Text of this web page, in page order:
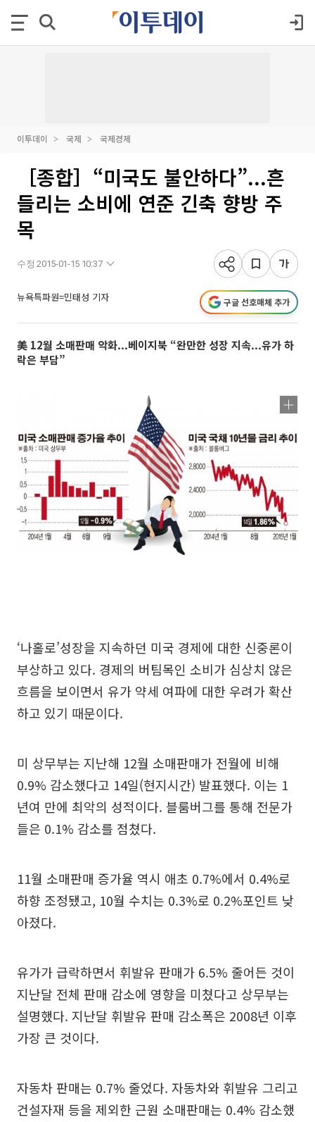
이투데이 국제 국제경제
［종합］“미국도 불안하다”...흔
들리는 소비에 연준 긴축 향방 주
목
수정 2015-01-15 10:37
뉴욕특파원=민태성 기자 구글 선호매체 추가
美 12월 소매판매 악화...베이지북 “완만한 성장 지속...유가 하
락은 부담”
‘나홀로’성장을 지속하던 미국 경제에 대한 신중론이
부상하고 있다. 경제의 버팀목인 소비가 심상치 않은
흐름을 보이면서 유가 약세 여파에 대한 우려가 확산
하고 있기 때문이다.
미 상무부는 지난해 12월 소매판매가 전월에 비해
0.9% 감소했다고 14일(현지시간) 발표했다. 이는 1
년여 만에 최악의 성적이다. 블룸버그를 통해 전문가
들은 0.1% 감소를 점쳤다.
11월 소매판매 증가율 역시 애초 0.7%에서 0.4%로
하향 조정됐고, 10월 수치는 0.3%로 0.2%포인트 낮
아졌다.
유가가 급락하면서 휘발유 판매가 6.5% 줄어든 것이
지난달 전체 판매 감소에 영향을 미쳤다고 상무부는
설명했다. 지난달 휘발유 판매 감소폭은 2008년 이후
가장 큰 것이다.
자동차 판매는 0.7% 줄었다. 자동차와 휘발유 그리고
건설자재 등을 제외한 근원 소매판매는 0.4% 감소했